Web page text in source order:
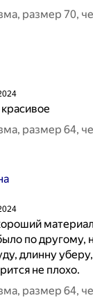
Харизма, размер
Харизма, размер
по другому,
длинну
не плохо.
Харизма, размер